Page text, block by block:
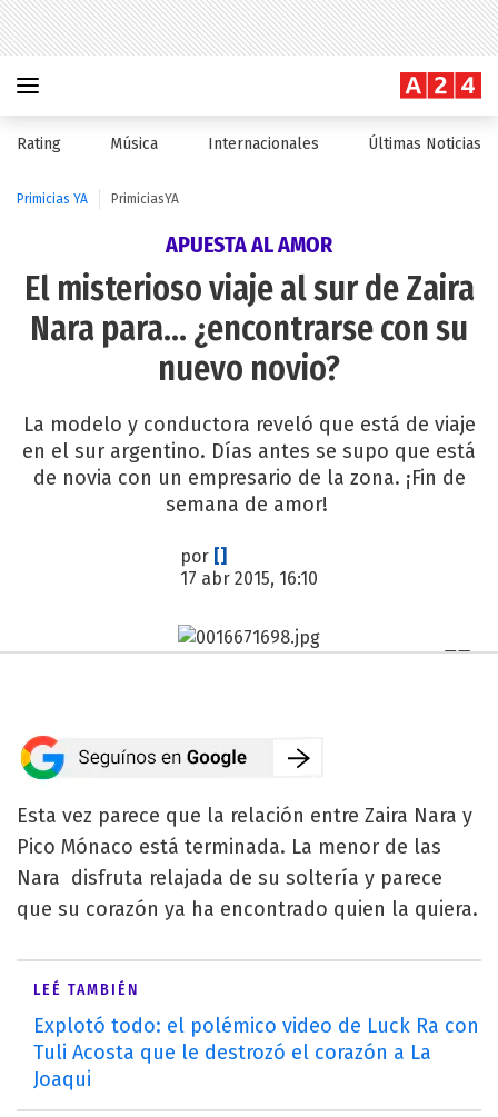
Rating Música Internacionales Últimas Noticias
Primicias YA PrimiciasYA
APUESTA AL AMOR
El misterioso viaje al sur de Zaira
Nara para... ¿encontrarse con su
nuevo novio?
La modelo y conductora reveló que está de viaje
en el sur argentino. Días antes se supo que está
de novia con un empresario de la zona. ¡Fin de
semana de amor!
por []
17 abr 2015, 16:10
Esta vez parece que la relación entre Zaira Nara y
Pico Mónaco está terminada. La menor de las
Nara disfruta relajada de su soltería y parece
que su corazón ya ha encontrado quien la quiera.
LEÉ TAMBIÉN
Explotó todo: el polémico video de Luck Ra con
Tuli Acosta que le destrozó el corazón a La
Joaqui